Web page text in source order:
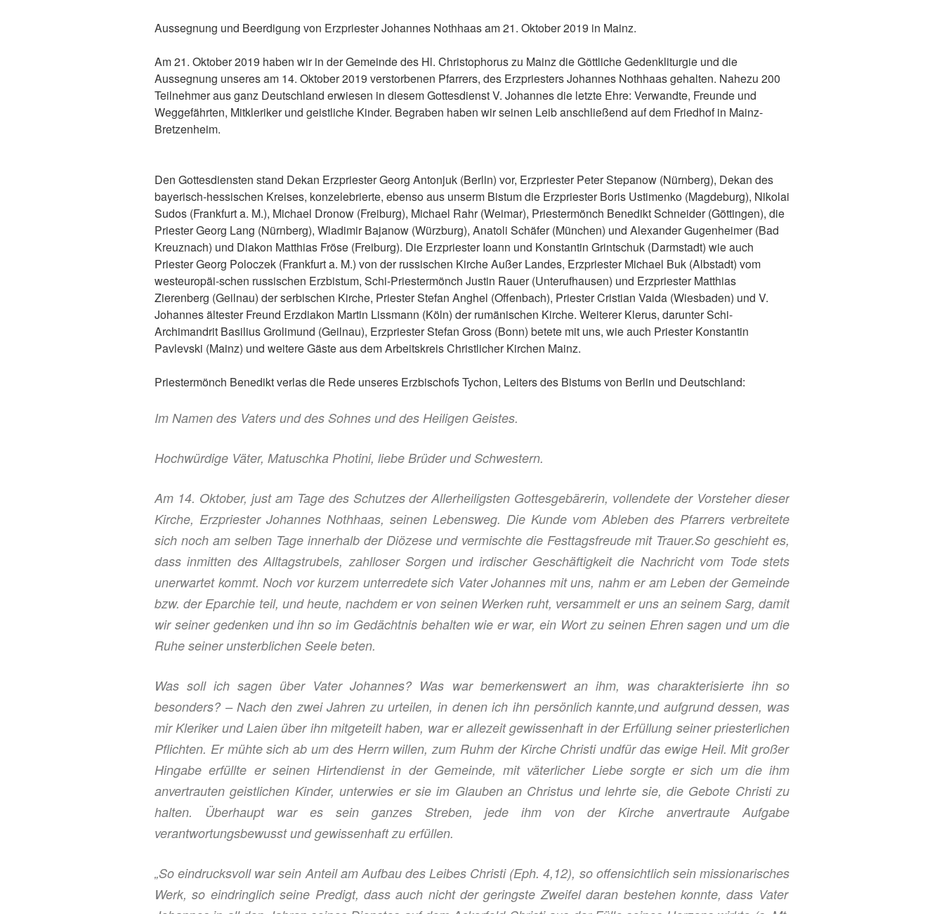
Aussegnung und Beerdigung von Erzpriester Johannes Nothhaas am21. Oktober 2019 in Mainz.
Am21. Oktober 2019 haben wir in der Gemeindedes Hl. Christophoruszu MainzdieGöttliche Gedenkliturgie und die
Aussegnung unseresam 14. Oktober 2019 verstorbenen Pfarrers, des ErzpriestersJohannes Nothhaasgehalten. Nahezu 200
Teilnehmer aus ganz Deutschland erwiesen in diesemGottesdienst V. Johannes die letzte Ehre: Verwandte, Freunde und
Weggefährten, Mitkleriker und geistliche Kinder. Begraben haben wir seinen Leibanschließend auf dem Friedhof in Mainz-
Bretzenheim.
Den Gottesdiensten stand Dekan ErzpriesterGeorg Antonjuk (Berlin) vor, Erzpriester Peter Stepanow (Nürnberg), Dekan des
bayerisch-hessischen Kreises, konzelebrierte, ebensoaus unserm Bistum die ErzpriesterBoris Ustimenko (Magdeburg), Nikolai
Sudos (Frankfurt a. M.), Michael Dronow (Freiburg), Michael Rahr (Weimar), Priestermönch Benedikt Schneider (Göttingen), die
Priester Georg Lang (Nürnberg), Wladimir Bajanow (Würzburg), Anatoli Schäfer (München) und Alexander Gugenheimer (Bad
Kreuznach) und Diakon Matthias Fröse (Freiburg). Die ErzpriesterIoann und Konstantin Grintschuk (Darmstadt) wie auch
Priester Georg Poloczek (Frankfurt a. M.) von der russischen Kirche Außer Landes, Erzpriester Michael Buk (Albstadt) vom
westeuropäi-schen russischen Erzbistum, Schi-Priestermönch Justin Rauer(Unterufhausen) und Erzpriester Matthias
Zierenberg (Geilnau) der serbischen Kirche, Priester Stefan Anghel (Offenbach), PriesterCristian Vaida (Wiesbaden) und V.
Johannes ältester Freund Erzdiakon Martin Lissmann (Köln) der rumänischen Kirche. WeitererKlerus, darunterSchi-
Archimandrit Basilius Grolimund (Geilnau), Erzpriester Stefan Gross (Bonn) betete mit uns, wie auch Priester Konstantin
Pavlevski (Mainz) und weitere Gäste ausdem Arbeitskreis Christlicher Kirchen Mainz.
Priestermönch Benedikt verlas die Rede unseres Erzbischofs Tychon, Leiters des Bistumsvon Berlin und Deutschland:
Im Namen des Vaters und des Sohnes und des Heiligen Geistes.
Hochwürdige Väter, Matuschka Photini, liebe Brüder und Schwestern.
Am 14. Oktober, just am Tage des Schutzes der Allerheiligsten Gottesgebärerin, vollendete der Vorsteher dieser
Kirche, Erzpriester Johannes Nothhaas, seinen Lebensweg. Die Kunde vom Ableben des Pfarrers verbreitete
sich noch am selben Tage innerhalb der Diözese und vermischte die Festtagsfreude mit Trauer.So geschieht es,
dass inmitten des Alltagstrubels, zahlloser Sorgen und irdischer Geschäftigkeit die Nachricht vom Tode stets
unerwartet kommt. Noch vor kurzem unterredetesich Vater Johannes mit uns, nahm er am Leben der Gemeinde
bzw. derEparchie teil, und heute, nachdem er von seinen Werken ruht, versammelt er uns an seinem Sarg, damit
wir seiner gedenken und ihn so im Gedächtnis behalten wie er war, ein Wort zu seinen Ehren sagen und um die
Ruhe seiner unsterblichen Seele beten.
Was soll ich sagen über Vater Johannes? Was war bemerkenswert an ihm, was charakterisierte ihn so
besonders? – Nach den zwei Jahren zu urteilen, in denen ich ihn persönlich kannte,und aufgrund dessen, was
mirKlerikerund Laien über ihn mitgeteilt haben, war erallezeitgewissenhaft in der Erfüllung seiner priesterlichen
Pflichten. Er mühte sichabum des Herrn willen, zum Ruhm der Kirche Christi undfür das ewige Heil. Mit großer
Hingabe erfüllte er seinen Hirtendienst in der Gemeinde, mit väterlicher Liebe sorgte er sich um die ihm
anvertrauten geistlichen Kinder, unterwies er sie im Glauben an Christus und lehrte sie, die Gebote Christi zu
halten. Überhaupt war es sein ganzes Streben, jede ihm von der Kirche anvertraute Aufgabe
verantwortungsbewusst und gewissenhaft zu erfüllen.
„So eindrucksvoll war sein Anteil amAufbau des Leibes Christi (Eph. 4,12), so offensichtlich sein missionarisches
Werk, so eindringlich seine Predigt, dass auch nicht der geringste Zweifel daran bestehen konnte, dass Vater